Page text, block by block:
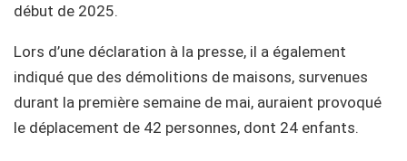
début de 2025.
Lors d’une déclaration à la presse, il a également
indiqué que des démolitions de maisons, survenues
durant la première semaine de mai, auraient provoqué
le déplacement de 42 personnes, dont 24 enfants.